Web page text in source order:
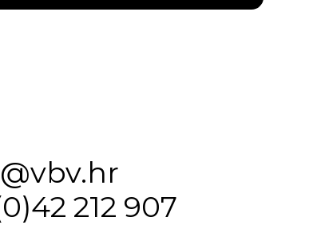
212 907